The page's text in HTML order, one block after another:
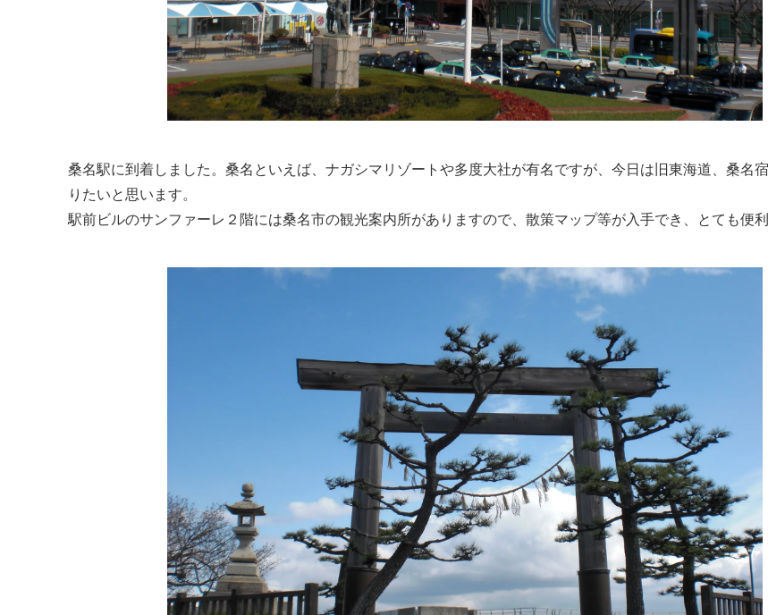
桑名駅に到着しました。桑名といえば、ナガシマリゾートや多度大社が有名ですが、今日は旧東海道、桑名
りたいと思います。
駅前ビルのサンファーレ２階には桑名市の観光案内所がありますので、散策マップ等が入手でき、とても便利